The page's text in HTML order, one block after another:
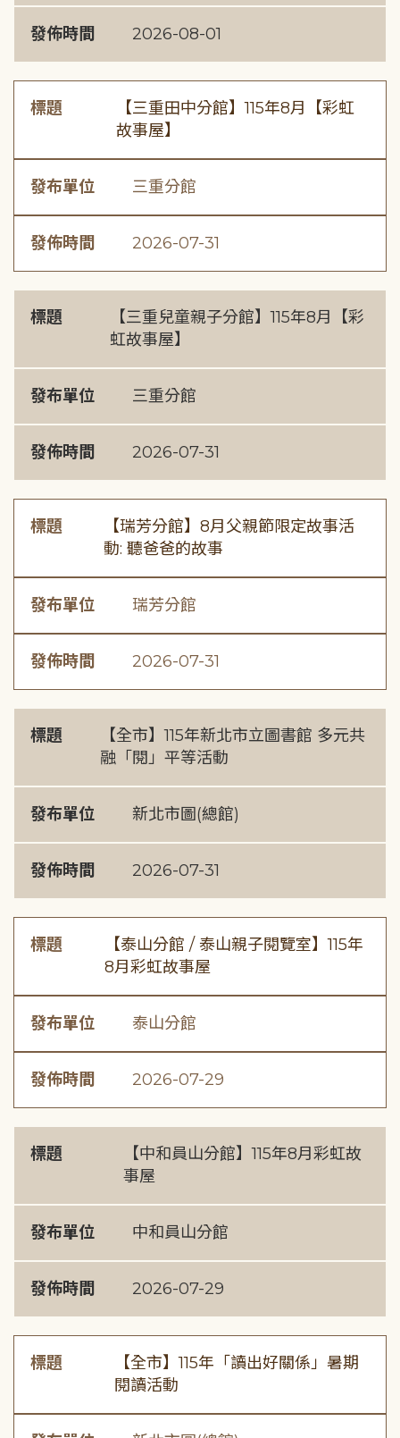
發佈時間 2026-08-01
標題
【三重田中分館】115年8月【彩虹
故事屋】
發布單位 三重分館
發佈時間 2026-07-31
標題
【三重兒童親子分館】115年8月【彩
虹故事屋】
發布單位 三重分館
發佈時間 2026-07-31
標題
【瑞芳分館】8月父親節限定故事活
動: 聽爸爸的故事
發布單位 瑞芳分館
發佈時間 2026-07-31
標題
【全市】115年新北市立圖書館 多元共
融「閱」平等活動
發布單位 新北市圖(總館)
發佈時間 2026-07-31
標題
【泰山分館 / 泰山親子閱覽室】115年
8月彩虹故事屋
發布單位 泰山分館
發佈時間 2026-07-29
標題
【中和員山分館】115年8月彩虹故
事屋
發布單位 中和員山分館
發佈時間 2026-07-29
標題
【全市】115年「讀出好關係」暑期
閱讀活動